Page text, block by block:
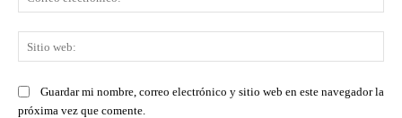
Guardar mi nombre, correo electrónico y sitio web en este navegador la
próxima vez que comente.